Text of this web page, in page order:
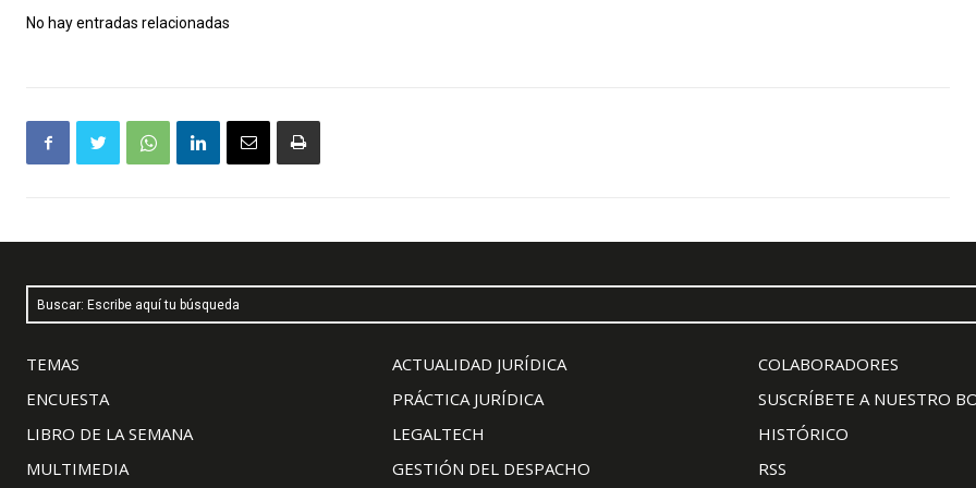
No hay entradas relacionadas
Buscar: Escribe aquí tu búsqueda
TEMAS
ENCUESTA
LIBRO DE LA SEMANA
MULTIMEDIA
ACTUALIDAD JURÍDICA
PRÁCTICA JURÍDICA
LEGALTECH
GESTIÓN DEL DESPACHO
COLABORADORES
SUSCRÍBETE A NUESTRO
HISTÓRICO
RSS